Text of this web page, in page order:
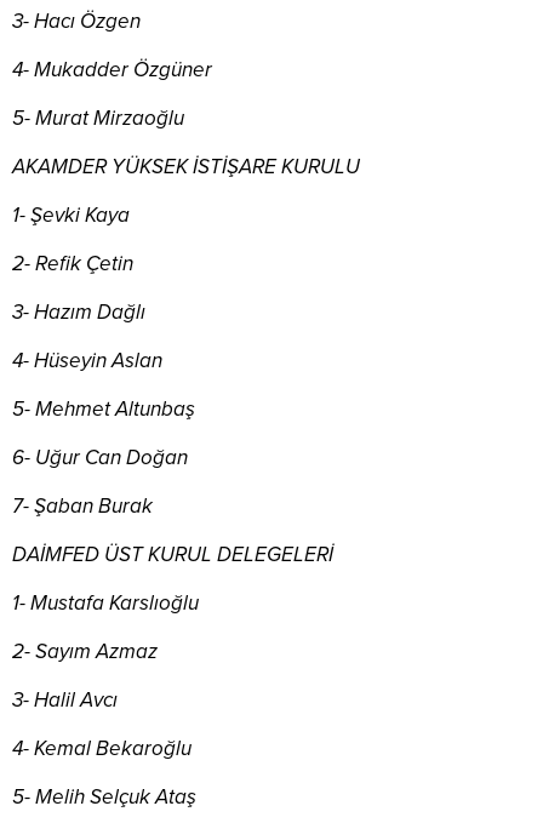
3- Hacı Özgen
4- Mukadder Özgüner
5- Murat Mirzaoğlu
AKAMDER YÜKSEK İSTİŞARE KURULU
1- Şevki Kaya
2- Refik Çetin
3- Hazım Dağlı
4- Hüseyin Aslan
5- Mehmet Altunbaş
6- Uğur Can Doğan
7- Şaban Burak
DAİMFED ÜST KURUL DELEGELERİ
1- Mustafa Karslıoğlu
2- Sayım Azmaz
3- Halil Avcı
4- Kemal Bekaroğlu
5- Melih Selçuk Ataş